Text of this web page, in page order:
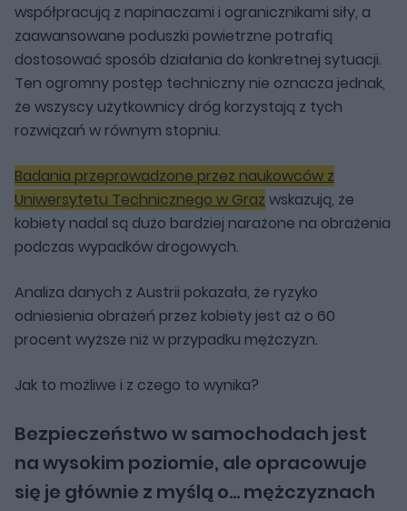
współpracują z napinaczami i ogranicznikami siły, a
zaawansowane poduszki powietrzne potrafią
dostosować sposób działania do konkretnej sytuacji.
Ten ogromny postęp techniczny nie oznacza jednak,
że wszyscy użytkownicy dróg korzystają z tych
rozwiązań w równym stopniu.
Badania przeprowadzone przez naukowców z
Uniwersytetu Technicznego w Graz wskazują, że
kobiety nadal są dużo bardziej narażone na obrażenia
podczas wypadków drogowych.
Analiza danych z Austrii pokazała, że ryzyko
odniesienia obrażeń przez kobiety jest aż o 60
procent wyższe niż w przypadku mężczyzn.
Jak to możliwe i z czego to wynika?
Bezpieczeństwo w samochodach jest
na wysokim poziomie, ale opracowuje
się je głównie z myślą o... mężczyznach